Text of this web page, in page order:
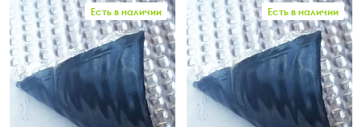
Есть в наличии Есть в наличии